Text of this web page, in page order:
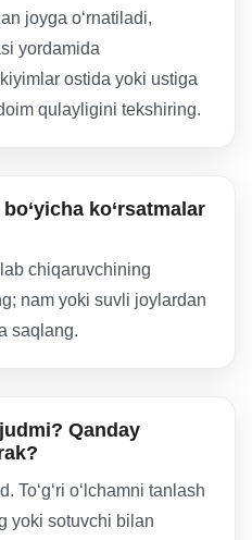
joyga oʻrnatiladi,
yordamida
ostida yoki ustiga
qulayligini tekshiring.
ko‘rsatmalar
chiqaruvchining
nam yoki suvli joylardan
saqlang.
Qanday
To‘g‘ri o‘lchamni tanlash
yoki sotuvchi bilan